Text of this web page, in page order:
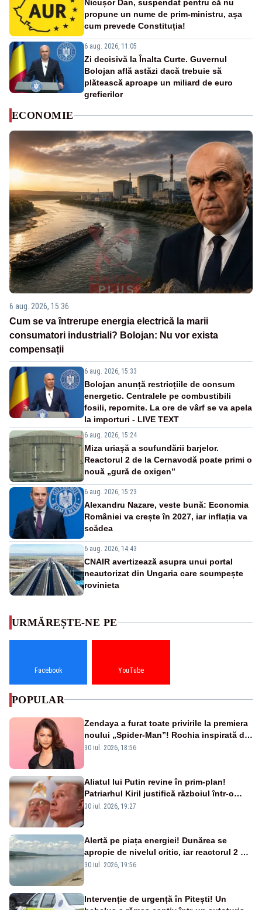
Nicușor Dan, suspendat pentru că nu
propune un nume de prim-ministru, așa
cum prevede Constituția!
6 aug. 2026, 11:05
Zi decisivă la Înalta Curte. Guvernul
Bolojan află astăzi dacă trebuie să
plătească aproape un miliard de euro
grefierilor
ECONOMIE
6 aug. 2026, 15:36
Cum se va întrerupe energia electrică la marii
consumatori industriali? Bolojan: Nu vor exista
compensații
6 aug. 2026, 15:33
Bolojan anunță restricțiile de consum
energetic. Centralele pe combustibili
fosili, repornite. La ore de vârf se va apela
la importuri - LIVE TEXT
6 aug. 2026, 15:24
Miza uriașă a scufundării barjelor.
Reactorul 2 de la Cernavodă poate primi o
nouă „gură de oxigen”
6 aug. 2026, 15:23
Alexandru Nazare, veste bună: Economia
României va crește în 2027, iar inflația va
scădea
6 aug. 2026, 14:43
CNAIR avertizează asupra unui portal
neautorizat din Ungaria care scumpește
rovinieta
URMĂREȘTE-NE PE
Facebook YouTube
POPULAR
Zendaya a furat toate privirile la premiera
noului „Spider-Man”! Rochia inspirată de
pânza de păianjen a făcut senzație
30 iul. 2026, 18:56
Aliatul lui Putin revine în prim-plan!
Patriarhul Kiril justifică războiul într-o
nouă carte
30 iul. 2026, 19:27
Alertă pe piața energiei! Dunărea se
apropie de nivelul critic, iar reactorul 2 de
la Cernavodă ar putea fi oprit
30 iul. 2026, 19:56
Intervenție de urgență în Pitești! Un